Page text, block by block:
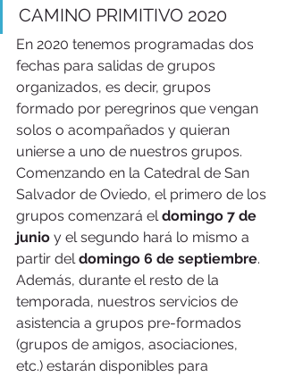
CAMINO PRIMITIVO 2020
En 2020 tenemos programadas dos
fechas para salidas de grupos
organizados, es decir, grupos
formado por peregrinos que vengan
solos o acompañados y quieran
unierse a uno de nuestros grupos.
Comenzando en la Catedral de San
Salvador de Oviedo, el primero de los
grupos comenzará el domingo 7 de
junio y el segundo hará lo mismo a
partir del domingo 6 de septiembre.
Además, durante el resto de la
temporada, nuestros servicios de
asistencia a grupos pre-formados
(grupos de amigos, asociaciones,
etc.) estarán disponibles para